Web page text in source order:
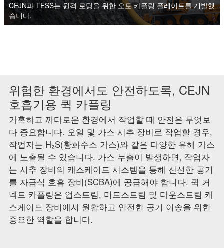
CEJN과 TESS는 원격 로딩을 위한 오토 카플링 플레이트를 개발했
습니다.
위험한 환경에서도 안전하도록, CEJN
호흡기용 퀵 카플링
가혹하고 까다로운 환경에서 작업할 때 안전은 무엇보
다 중요합니다. 오일 및 가스 시추 장비로 작업할 경우,
작업자는 H₂S(황화수소 가스)와 같은 다양한 유해 가스
에 노출될 수 있습니다. 가스 누출이 발생하면, 작업자
는 시추 장비의 캐스케이드 시스템을 통해 신선한 공기
를 자급식 호흡 장비(SCBA)에 공급해야 합니다. 퀵 커
넥트 카플링은 업스트림, 미드스트림 및 다운스트림 캐
스케이드 장비에서 원활하고 안전한 공기 이송을 위한
중요한 역할을 합니다.